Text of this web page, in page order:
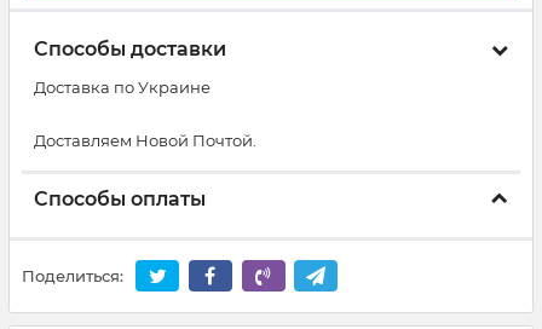
Способы доставки
Доставка по Украине
Доставляем Новой Почтой.
Способы оплаты
Поделиться: